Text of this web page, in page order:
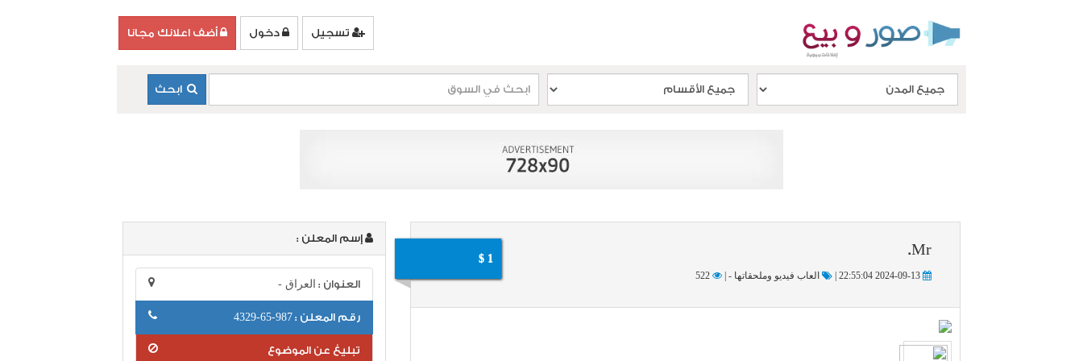
أضف اعلانك مجانا دخول تسجيل
ابحث
Mr.
العاب فيديو وملحقاتها - |
1 $
إسم المعلن :
العنوان : العراق -
رقم المعلن :987-65-4329
تبليغ عن الموضوع